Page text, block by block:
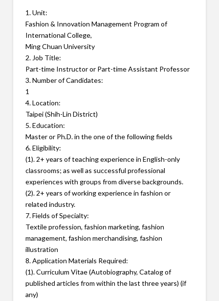
1. Unit:
Fashion & Innovation Management Program of
International College,
Ming Chuan University
2. Job Title:
Part-time Instructor or Part-time Assistant Professor
3. Number of Candidates:
1
4. Location:
Taipei (Shih-Lin District)
5. Education:
Master or Ph.D. in the one of the following fields
6. Eligibility:
(1). 2+ years of teaching experience in English-only
classrooms; as well as successful professional
experiences with groups from diversebackgrounds.
(2). 2+ years of working experience in fashion or
related industry.
7. Fields of Specialty:
Textile profession, fashion marketing, fashion
management, fashion merchandising, fashion
illustration
8. Application Materials Required:
(1). Curriculum Vitae (Autobiography, Catalog of
published articles from within the last three years) (if
any)